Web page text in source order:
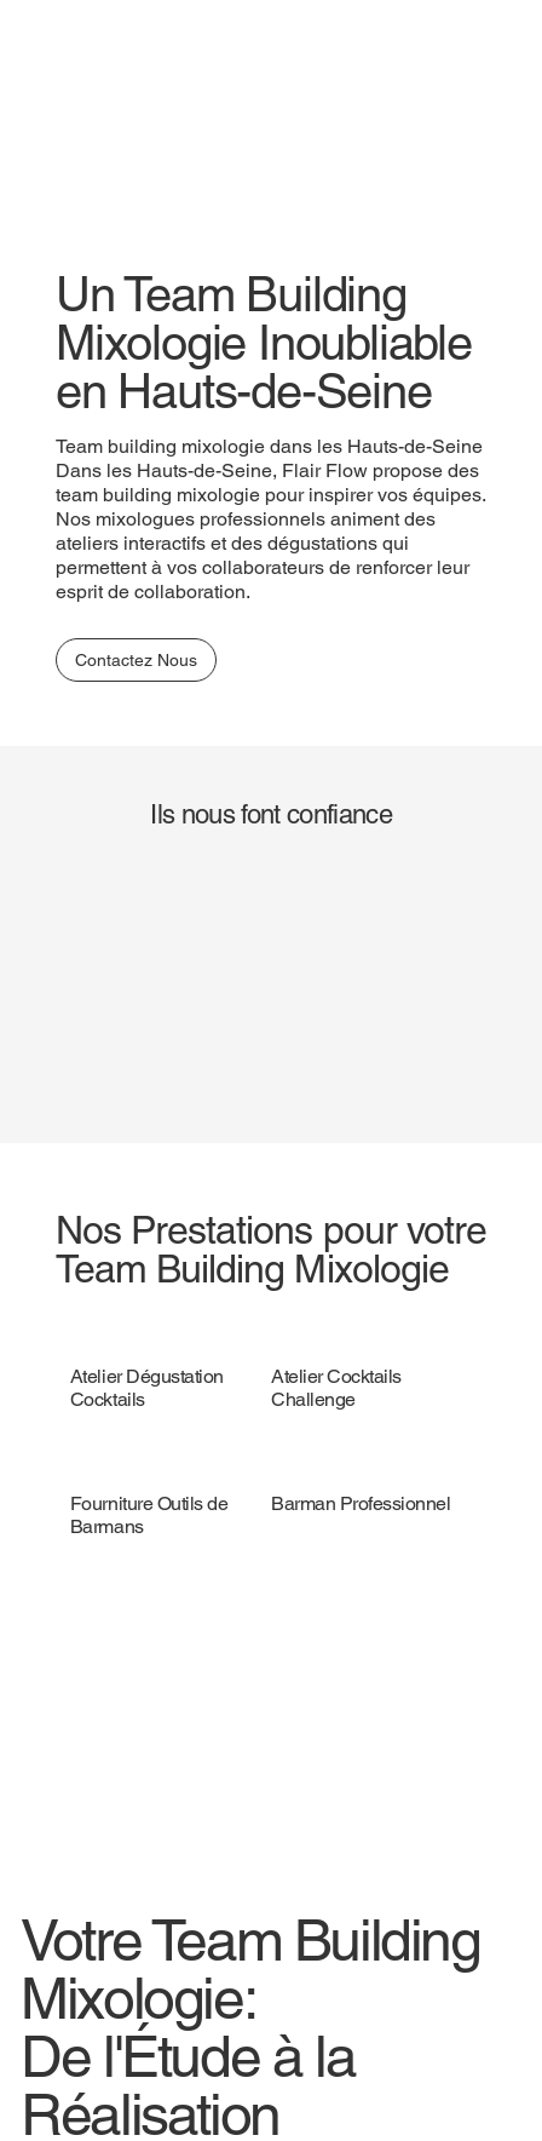
Un Team Building
Mixologie Inoubliable
en Hauts-de-Seine
Team building mixologie dans les Hauts-de-Seine
Dans les Hauts-de-Seine, Flair Flow propose des
team building mixologie pour inspirer vos équipes.
Nos mixologues professionnels animent des
ateliers interactifs et des dégustations qui
permettent à vos collaborateurs de renforcer leur
esprit de collaboration.
Contactez Nous
Nos Prestations pour votre
Team Building Mixologie
Atelier Dégustation
Cocktails
Atelier Cocktails
Challenge
Fourniture Outils de
Barmans
Barman Professionnel
Votre Team Building
Mixologie:
De l'Étude à la
Réalisation
Ils nous font confiance